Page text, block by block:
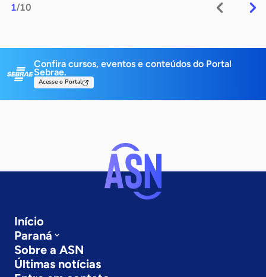
1/10
Confira cursos, eventos e conteúdos do Portal
Sebrae.
Acesse o Portal
Início
Paraná
Sobre a ASN
Últimas notícias